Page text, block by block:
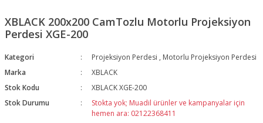
XBLACK 200x200 CamTozlu Motorlu Projeksiyon
Perdesi XGE-200
Kategori Projeksiyon Perdesi , Motorlu Projeksiyon Perdesi
Marka
XBLACK
Stok Kodu
XBLACK XGE-200
Stok Durumu
Stokta yok; Muadil ürünler ve kampanyalar için
hemen ara: 02122368411